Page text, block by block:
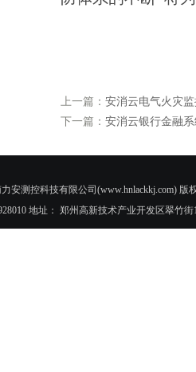
上一篇： 安消云电气火灾
下一篇： 安消云银行金融
力安测控科技有限公司(www.hnlackkj.com)
地址： 郑州高新技术产业开发区翠竹